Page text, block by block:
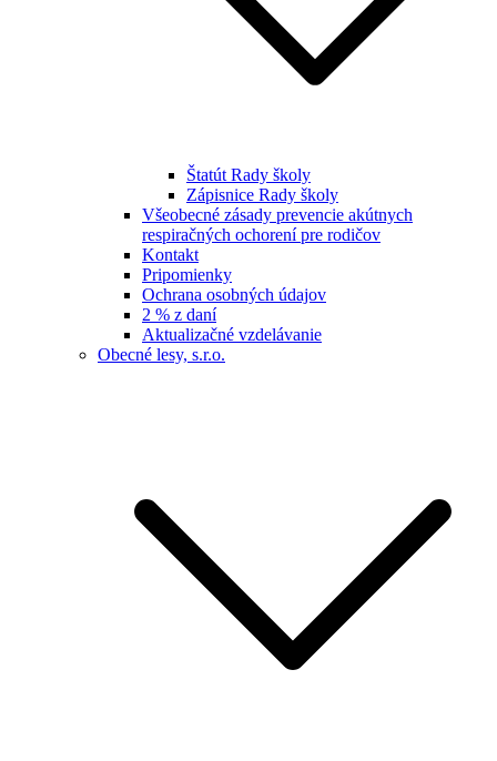
Štatút Rady školy
Zápisnice Rady školy
Všeobecné zásady prevencie akútnych
respiračných ochorení pre rodičov
Kontakt
Pripomienky
Ochrana osobných údajov
2 % z daní
Aktualizačné vzdelávanie
Obecné lesy, s.r.o.